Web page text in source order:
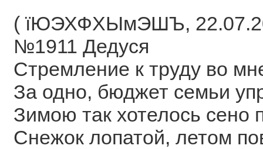
( їЮЭХФХЫмЭШЪ,
№1911 Дедуся
Стремление к труду во
За одно, бюджет семьи
Зимою так хотелось сено
Снежок лопатой, летом